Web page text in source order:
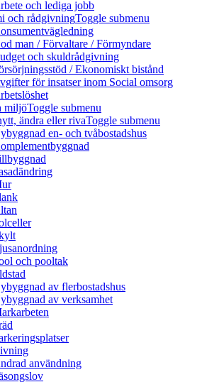
och lediga jobb
och rådgivningToggle submenu
man / Förvaltare / Förmyndare
och skuldrådgivning
/ Ekonomiskt bistånd
för insatser inom Social omsorg
miljöToggle submenu
ändra eller rivaToggle submenu
en- och tvåbostadshus
och pooltak
av flerbostadshus
av verksamhet
användning